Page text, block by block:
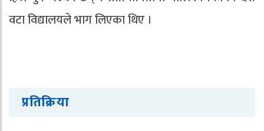
वटा विद्यालयले भाग लिएका थिए ।
प्रतिक्रिया